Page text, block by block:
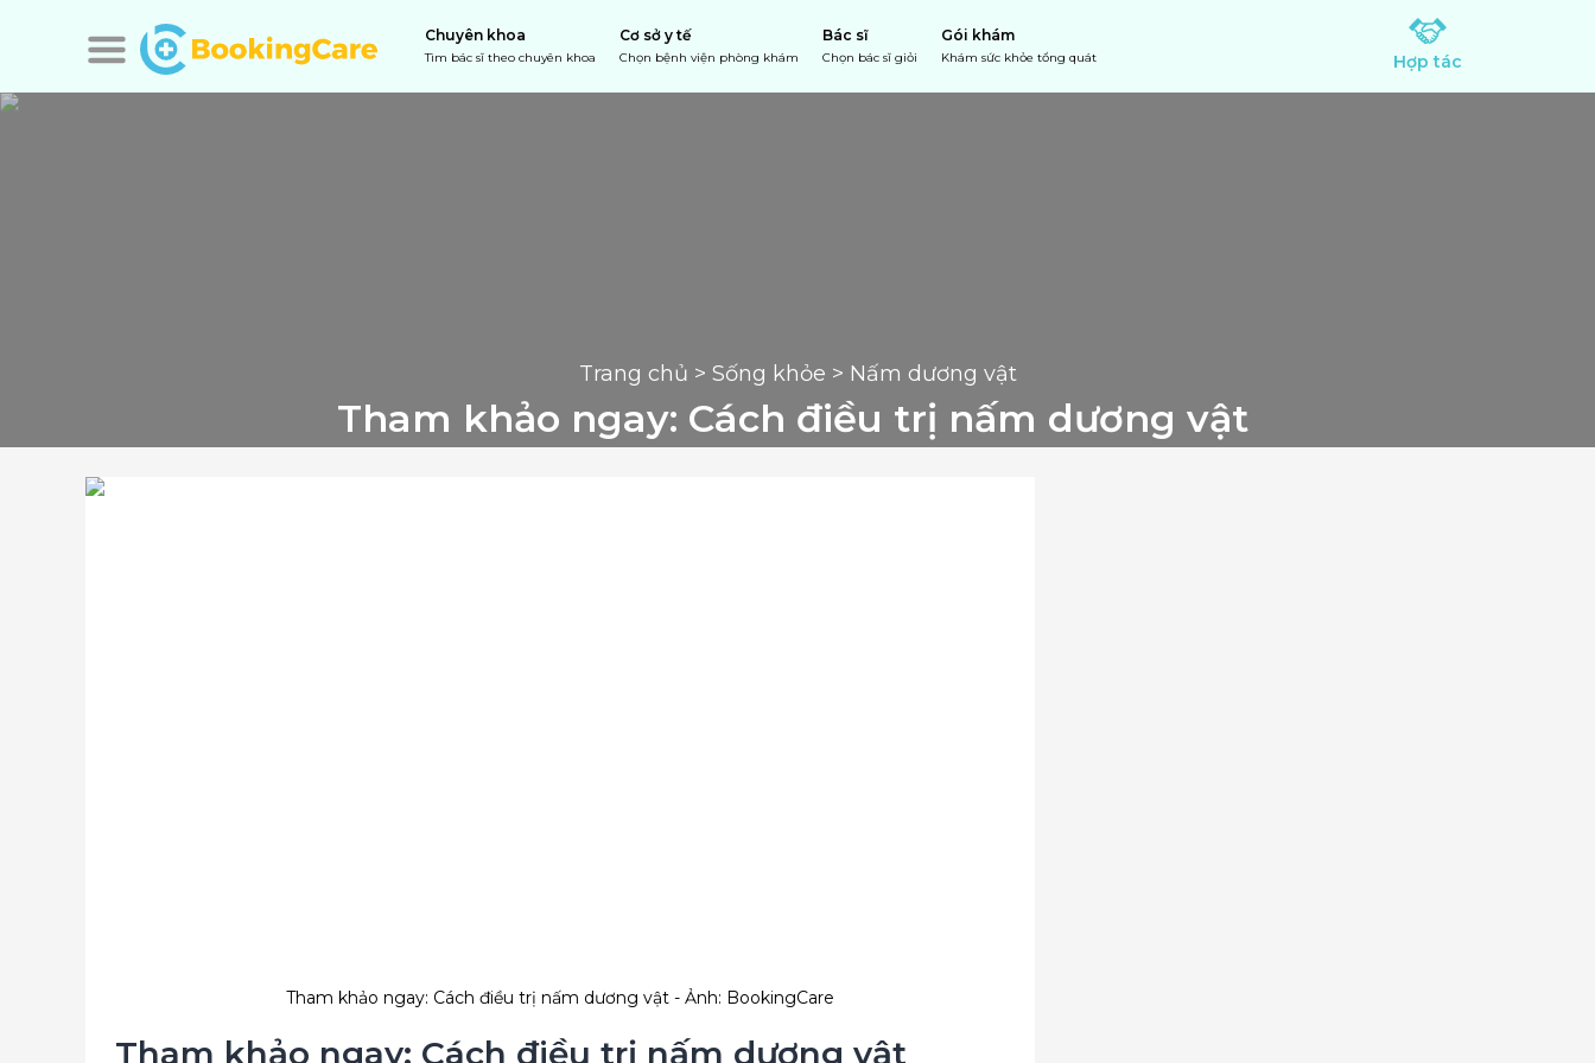
Chuyên khoa
Tìm bác sĩ theo chuyên khoa
Cơ sở y tế
Chọn bệnh viện phòng khám
Bác sĩ
Chọn bác sĩ giỏi
Gói khám
Khám sức khỏe tổng quát Hợp tác
Trang chủ > Sống khỏe > Nấm dương vật
Tham khảo ngay: Cách điều trị nấm dương vật
Tham khảo ngay: Cách điều trị nấm dương vật - Ảnh: BookingCare
Tham khảo ngay: Cách điều trị nấm dương vật